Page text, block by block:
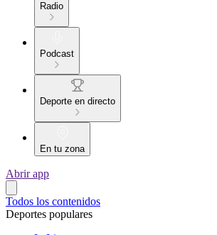
Radio
Podcast
Deporte en directo
En tu zona
Abrir app
Todos los contenidos
Deportes populares